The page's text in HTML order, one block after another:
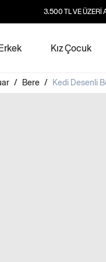
3.500 TL VE ÜZERİ
Kız Çocuk
/ Bere / Kedi Desenli